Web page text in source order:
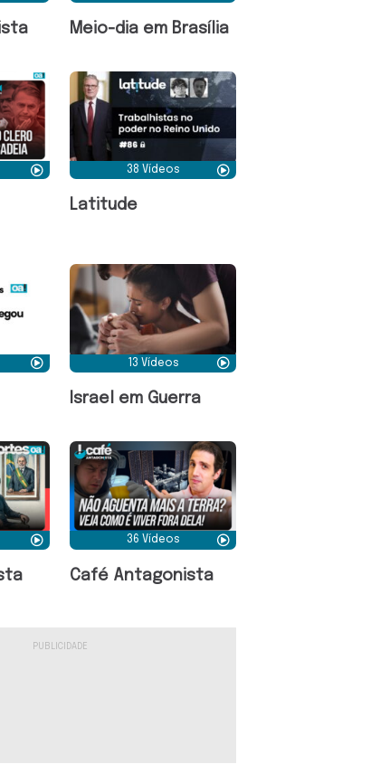
Meio-dia em Brasília
38 Vídeos
Latitude
13 Vídeos
Israel em Guerra
36 Vídeos
Café Antagonista